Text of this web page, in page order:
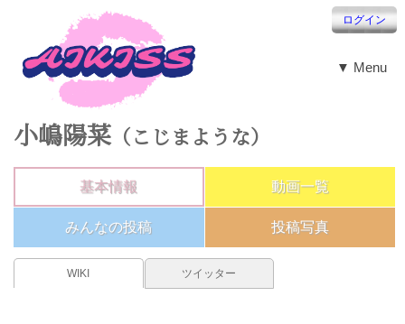
▼ Menu
ログイン
小嶋陽菜（こじまような）
基本情報 動画一覧
みんなの投稿 投稿写真
WIKI ツイッター